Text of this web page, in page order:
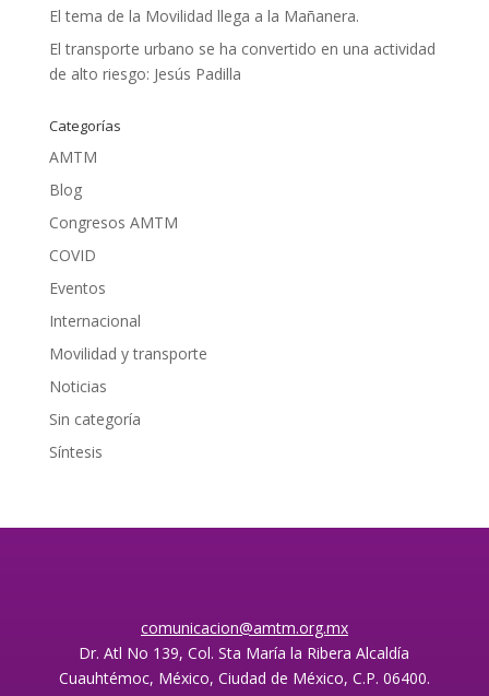
El tema de la Movilidad llega a la Mañanera.
El transporte urbano se ha convertido en una actividad
de alto riesgo: Jesús Padilla
Categorías
AMTM
Blog
Congresos AMTM
COVID
Eventos
Internacional
Movilidad y transporte
Noticias
Sin categoría
Síntesis
comunicacion@amtm.org.mx
Dr. Atl No 139, Col. Sta María la Ribera Alcaldía
Cuauhtémoc, México, Ciudad de México, C.P. 06400.